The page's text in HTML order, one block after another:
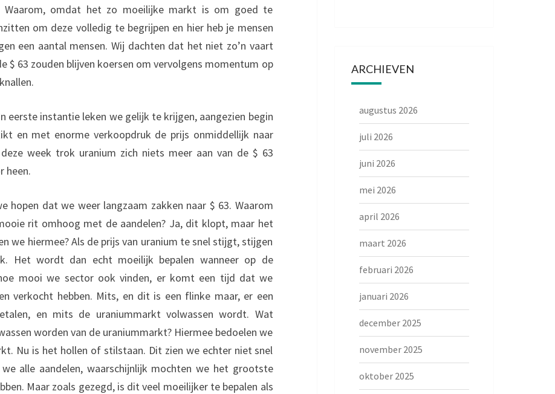
Waarom, omdat het zo moeilijke markt is om goed te
om deze volledig te begrijpen en hier heb je mensen
een aantal mensen. Wij dachten dat het niet zo’n vaart
$ 63 zouden blijven koersen om vervolgens momentum op
eerste instantie leken we gelijk te krijgen, aangezien begin
en met enorme verkoopdruk de prijs onmiddellijk naar
week trok uranium zich niets meer aan van de $ 63
heen.
hopen dat we weer langzaam zakken naar $ 63. Waarom
rit omhoog met de aandelen? Ja, dit klopt, maar het
we hiermee? Als de prijs van uranium te snel stijgt, stijgen
Het wordt dan echt moeilijk bepalen wanneer op de
mooi we sector ook vinden, er komt een tijd dat we
verkocht hebben. Mits, en dit is een flinke maar, er een
en mits de uraniummarkt volwassen wordt. Wat
worden van de uraniummarkt? Hiermee bedoelen we
Nu is het hollen of stilstaan. Dit zien we echter niet snel
alle aandelen, waarschijnlijk mochten we het grootste
Maar zoals gezegd, is dit veel moeilijker te bepalen als
ARCHIEVEN
augustus 2026
juli 2026
juni 2026
mei 2026
april 2026
maart 2026
februari 2026
januari 2026
december 2025
november 2025
oktober 2025